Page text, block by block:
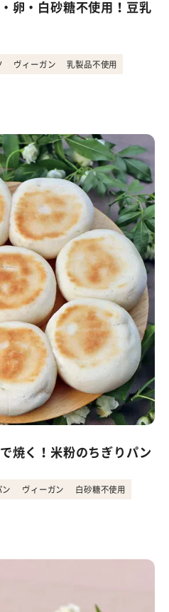
卵・白砂糖不使用！豆乳
ヴィーガン 乳製品不使用
焼く！米粉のちぎりパン
ン ヴィーガン 白砂糖不使用